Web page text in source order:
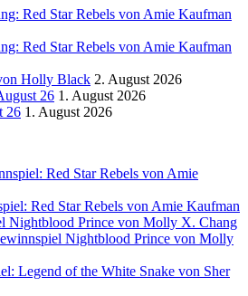
Red Star Rebels von Amie Kaufman
Red Star Rebels von Amie Kaufman
Holly Black 2. August 2026
26 1. August 2026
26 1. August 2026
Red Star Rebels von Amie
Red Star Rebels von Amie Kaufman
Nightblood Prince von Molly X. Chang
Nightblood Prince von Molly
Legend of the White Snake von Sher